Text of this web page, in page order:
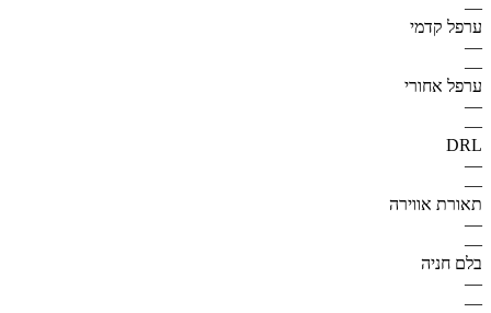
—
ערפל קדמי
—
—
ערפל אחורי
—
—
DRL
—
—
תאורת אווירה
—
—
בלם חניה
—
—